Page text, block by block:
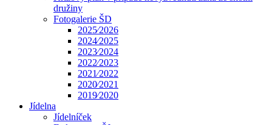
družiny
Fotogalerie ŠD
2025⁄2026
2024⁄2025
2023⁄2024
2022⁄2023
2021⁄2022
2020⁄2021
2019⁄2020
Jídelna
Jídelníček